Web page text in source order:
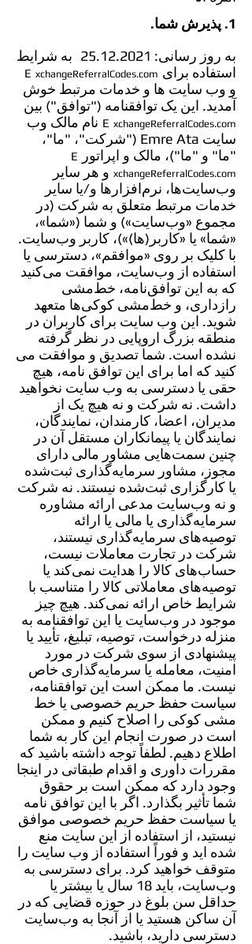
1. پذیرش شما.
به روز رسانی: 25.12.2021 به شرایط
استفاده برای
E xchangeReferralCodes.com
و وب سایت ها و خدمات مرتبط خوش
آمدید. این یک توافقنامه ("توافق") بین
E xchangeReferralCodes.com
نام مالک وب
سایت Emre Ata ("شرکت"، "ما"،
"ما" و "ما")، مالک و اپراتور
E
xchangeReferralCodes.com و هر سایر
وب‌سایت‌ها، نرم‌افزارها و/یا سایر
خدمات مرتبط متعلق به شرکت (در
مجموع «وب‌سایت») و شما («شما»،
«شما» یا «کاربر(ها)»)، کاربر وب‌سایت.
با کلیک بر روی «موافقم»، دسترسی یا
استفاده از وب‌سایت، موافقت می‌کنید
که به این توافق‌نامه، خط‌مشی
رازداری، و خط‌مشی کوکی‌ها متعهد
شوید. این وب سایت برای کاربران در
منطقه بزرگ اروپایی در نظر گرفته
نشده است. شما تصدیق و موافقت می
کنید که اما برای این توافق نامه، هیچ
حقی یا دسترسی به وب سایت نخواهید
داشت. نه شرکت و نه هیچ یک از
مدیران، اعضا، کارمندان، نمایندگان،
نمایندگان یا پیمانکاران مستقل آن در
چنین سمت‌هایی مشاور مالی دارای
مجوز، مشاور سرمایه‌گذاری ثبت‌شده
یا کارگزاری ثبت‌شده نیستند. نه شرکت
و نه وب‌سایت مدعی ارائه مشاوره
سرمایه‌گذاری یا مالی یا ارائه
توصیه‌های سرمایه‌گذاری نیستند،
شرکت در تجارت معاملات نیست،
حساب‌های کالا را هدایت نمی‌کند یا
توصیه‌های معاملاتی کالا را متناسب با
شرایط خاص ارائه نمی‌کند. هیچ چیز
موجود در وب‌سایت یا این توافقنامه به
منزله درخواست، توصیه، تبلیغ، تأیید یا
پیشنهادی از سوی شرکت در مورد
امنیت، معامله یا سرمایه‌گذاری خاص
نیست. ما ممکن است این توافقنامه،
سیاست حفظ حریم خصوصی یا خط
مشی کوکی را اصلاح کنیم و ممکن
است در صورت انجام این کار به شما
اطلاع دهیم. لطفاً توجه داشته باشید که
مقررات داوری و اقدام طبقاتی در اینجا
وجود دارد که ممکن است بر حقوق
شما تأثیر بگذارد. اگر با این توافق نامه
یا سیاست حفظ حریم خصوصی موافق
نیستید، از استفاده از این سایت منع
شده اید و فوراً استفاده از وب سایت را
متوقف خواهید کرد. برای دسترسی به
وب‌سایت، باید 18 سال یا بیشتر یا
حداقل سن بلوغ در حوزه قضایی که در
آن ساکن هستید یا از آنجا به وب‌سایت
دسترسی دارید، باشید.